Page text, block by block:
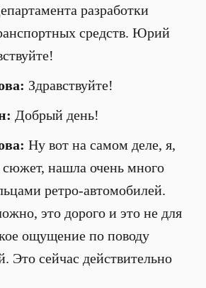
разработки
средств. Юрий
Здравствуйте!
Добрый день!
Ну вот на самом деле, я,
сюжет, нашла очень много
ретро-автомобилей.
это дорого и это не для
ощущение по поводу
Это сейчас действительно